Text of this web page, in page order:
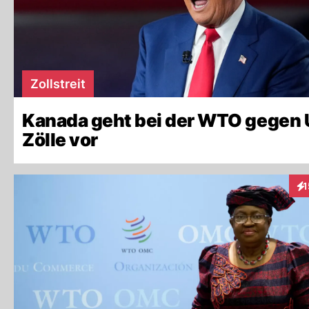
Zollstreit
Kanada geht bei der WTO gegen
Zölle vor